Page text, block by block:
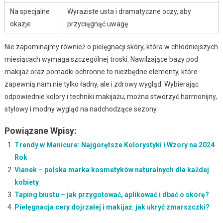
Na specjalne
okazje
Wyraziste usta i dramatyczne oczy, aby
przyciągnąć uwagę
Nie zapominajmy również o pielęgnacji skóry, która w chłodniejszych
miesiącach wymaga szczególnej troski. Nawilżające bazy pod
makijaż oraz pomadki ochronne to niezbędne elementy, które
zapewnią nam nie tylko ładny, ale i zdrowy wygląd. Wybierając
odpowiednie kolory i techniki makijażu, można stworzyć harmonijny,
stylowy i modny wygląd na nadchodzące sezony.
Powiązane Wpisy:
Trendy w Manicure: Najgorętsze Kolorystyki i Wzory na 2024
Rok
Vianek – polska marka kosmetyków naturalnych dla każdej
kobiety
Taping biustu – jak przygotować, aplikować i dbać o skórę?
Pielęgnacja cery dojrzałej i makijaż: jak ukryć zmarszczki?